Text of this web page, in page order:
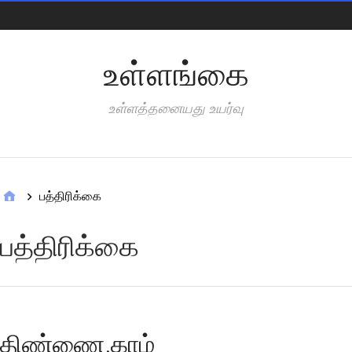
உள்ளங்கை
உள்ளத்தனையது உயர்வு
பத்திரிக்கை
பத்திரிக்கை
திண்ணை.காம்